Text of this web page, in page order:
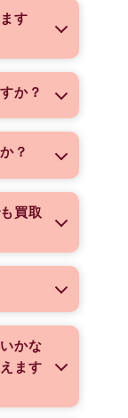
す
か？
？
買取
かな
ます